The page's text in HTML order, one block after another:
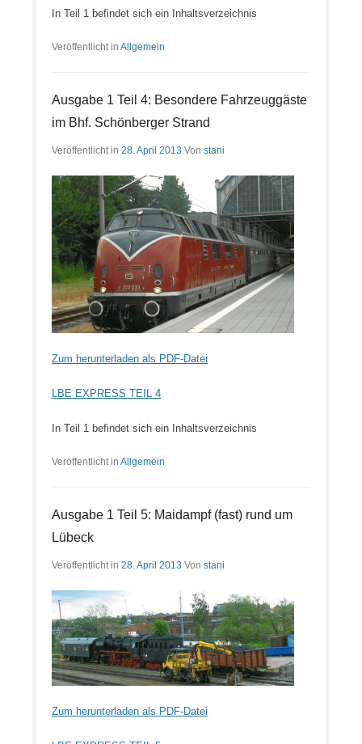
In Teil 1 befindet sich ein Inhaltsverzeichnis
Veröffentlicht in Allgemein
Ausgabe 1 Teil 4: Besondere Fahrzeuggäste
im Bhf. Schönberger Strand
Veröffentlicht in 28. April 2013 Von stani
Zum herunterladen als PDF-Datei
LBE EXPRESS TEIL 4
In Teil 1 befindet sich ein Inhaltsverzeichnis
Veröffentlicht in Allgemein
Ausgabe 1 Teil 5: Maidampf (fast) rund um
Lübeck
Veröffentlicht in 28. April 2013 Von stani
Zum herunterladen als PDF-Datei